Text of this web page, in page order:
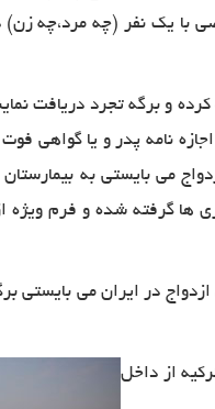
با یک نفر (چه مرد،چه زن)
و برگه تجرد دریافت
نامه پدر و یا گواهی
خون ، متقاضیان ازدواج می
گرفته شده و فرم ویژه
در ایران می بایستی
از داخل